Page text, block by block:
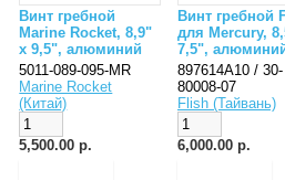
Винт гребной
Marine Rocket, 8,9"
x 9,5", алюминий
5011-089-095-MR
Marine Rocket
(Китай)
5,500.00 р.
Винт гребной
для Mercury,
7,5",
897614A10 / 30-
80008-07
Flish (Тайвань)
6,000.00 р.